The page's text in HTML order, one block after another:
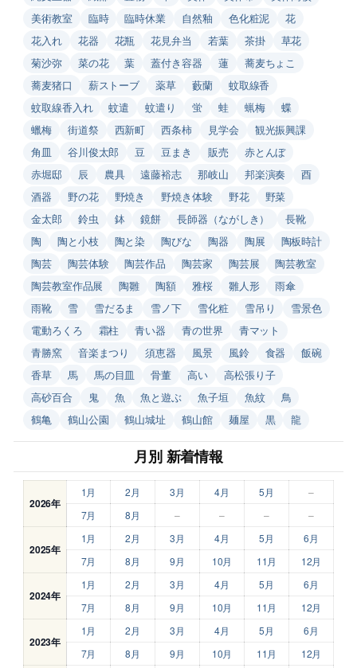
美術教室
臨時 臨時休業 自然釉 色化粧泥
花
花入れ
花器 花瓶 花見弁当 若葉 茶掛
草花
菊沙弥
菜の花 葉 蓋付き容器 蓮
蕎麦ちょこ
蕎麦猪口
薪ストーブ 薬草 藪蘭
蚊取線香
蚊取線香入れ
蚊遣 蚊遣り 蛍 蛙 蝋梅
蝶
蠟梅
街道祭 西新町 西条柿 見学会
観光振興課
角皿
谷川俊太郎 豆 豆まき 販売
赤とんぼ
赤堀邸
辰 農具 遠藤裕志 那岐山 邦楽演奏
酉
酒器
野の花 野焼き 野焼き体験 野花
野菜
金太郎
鈴虫 鉢 鏡餅 長師器（ながしき）
長靴
陶
陶と小枝 陶と染 陶びな 陶器 陶展
陶板時計
陶芸
陶芸体験 陶芸作品 陶芸家 陶芸展
陶芸教室
陶芸教室作品展
陶雛 陶額 雅桜 雛人形
雨傘
雨靴
雪 雪だるま 雪ノ下 雪化粧 雪吊り
雪景色
電動ろくろ
霜柱 青い器 青の世界
青マット
青勝窯
音楽まつり 須恵器 風景 風鈴 食器
飯碗
香草
馬 馬の目皿 骨董 高い
高松張り子
高砂百合
鬼 魚 魚と遊ぶ 魚子垣 魚紋
鳥
鶴亀
鶴山公園 鶴山城址 鶴山館 麺屋 黒 龍
月別 新着情報
2026年
1月 2月 3月 4月 5月
–
7月
8月 – – – –
2025年
1月 2月 3月 4月 5月
6月
7月
8月 9月 10月 11月 12月
2024年
1月 2月 3月 4月 5月
6月
7月
8月 9月 10月 11月 12月
2023年
1月 2月 3月 4月 5月
6月
7月
8月 9月 10月 11月 12月